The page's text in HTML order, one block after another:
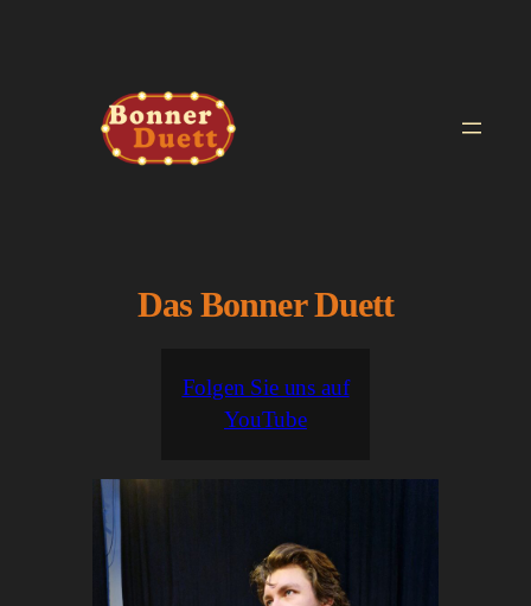
Das Bonner Duett
Folgen Sie uns auf
YouTube